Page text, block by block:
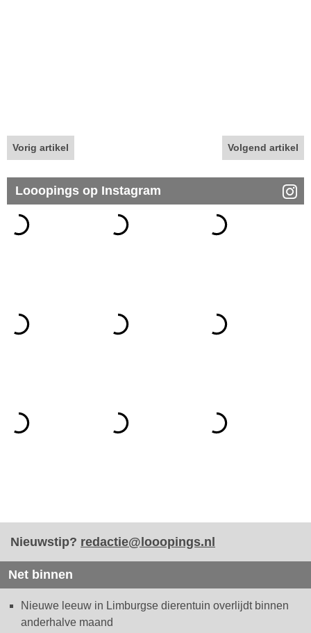
Vorig artikel Volgend artikel
Looopings op Instagram
Nieuwstip? redactie@looopings.nl
Net binnen
Nieuwe leeuw in Limburgse dierentuin overlijdt binnen
anderhalve maand